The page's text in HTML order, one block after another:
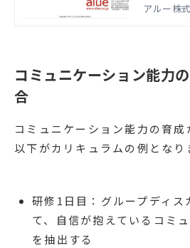
印象管理
アルー株
コミュニケーション能力
合
コミュニケーション能力の育成
以下がカリキュラムの例となり
研修1日目：グループディス
て、自信が抱えているコミ
を抽出する